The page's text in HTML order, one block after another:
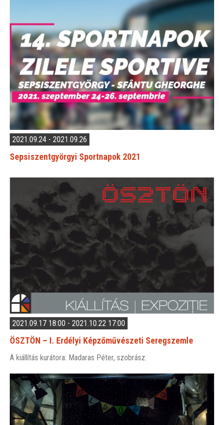
2021.09.24 - 2021.09.26
Sepsiszentgyörgyi Sportnapok 2021
2021.09.17 18:00 - 2021.10.22 17:00
ÖSZTÖN – I. Erdélyi Képzőművészeti Seregszemle
A kiállítás kurátora: Madaras Péter, szobrász.